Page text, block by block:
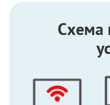
Схема